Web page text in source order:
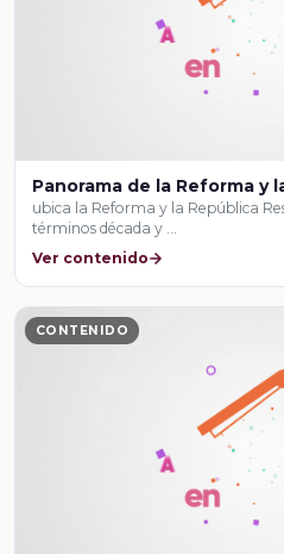
Panorama de la Reforma y
ubica la Reforma y la República
términos década y …
Ver contenido
CONTENIDO